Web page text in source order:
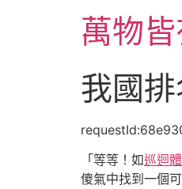
萬物
我國
「等等！如巡迴
傻氣中找到一個